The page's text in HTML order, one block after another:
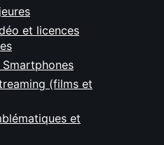
et licences
(films et
et